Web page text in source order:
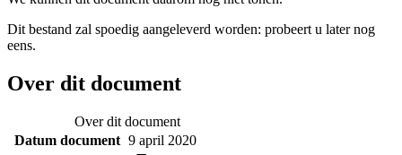
Dit bestand zal spoedig aangeleverd worden: probeert u later nog
eens.
Over dit document
Over dit document
Datum document 9 april 2020